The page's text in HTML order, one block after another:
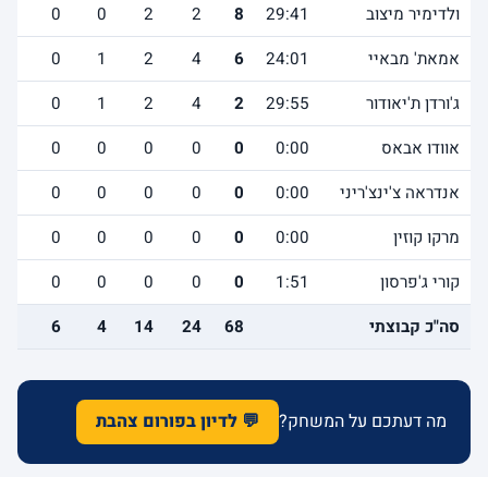
ולדימיר מיצוב
29:41
8
2
2
0
0
אמאת' מבאיי
24:01
6
4
2
1
0
ג'ורדן ת'יאודור
29:55
2
4
2
1
0
אוודו אבאס
0:00
0
0
0
0
0
אנדראה צ'ינצ'ריני
0:00
0
0
0
0
0
מרקו קוזין
0:00
0
0
0
0
0
קורי ג'פרסון
1:51
0
0
0
0
0
סה"כ קבוצתי
68
24
14
4
6
מה דעתכם על המשחק? 💬 לדיון בפורום צהבת